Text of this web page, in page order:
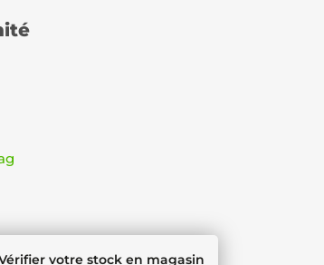
votre stock en magasin